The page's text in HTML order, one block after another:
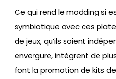
Ce qui rend le modding si
symbiotique avec ces
de jeux, qu’ils soient
envergure, intègrent de
font la promotion de kits